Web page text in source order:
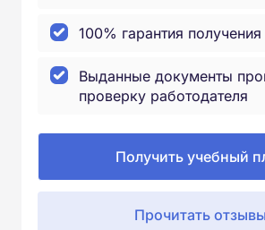
100% гарантия
Выданные документы
проверку работодателя
Получить учебный
Прочитать отзывы